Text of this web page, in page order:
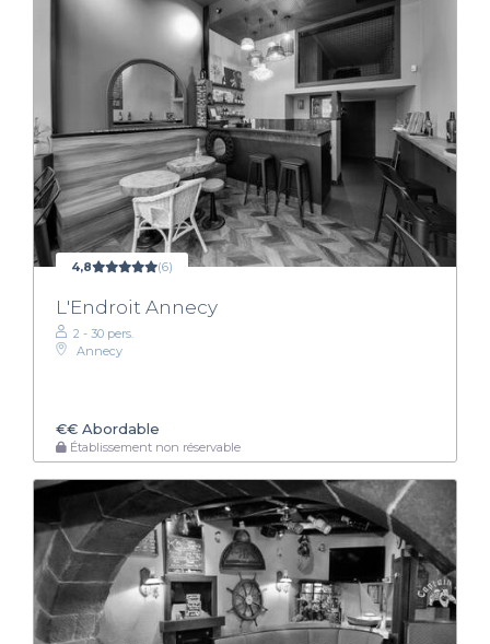
4,8 (6)
L'Endroit Annecy
2 - 30 pers.
Annecy
€€ Abordable
Établissement non réservable